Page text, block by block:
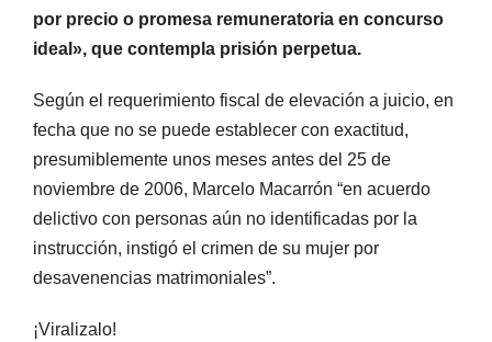
por precio o promesa remuneratoria en concurso
ideal», que contempla prisión perpetua.
Según el requerimiento fiscal de elevación a juicio, en
fecha que no se puede establecer con exactitud,
presumiblemente unos meses antes del 25 de
noviembre de 2006, Marcelo Macarrón “en acuerdo
delictivo con personas aún no identificadas por la
instrucción, instigó el crimen de su mujer por
desavenencias matrimoniales”.
¡Viralizalo!